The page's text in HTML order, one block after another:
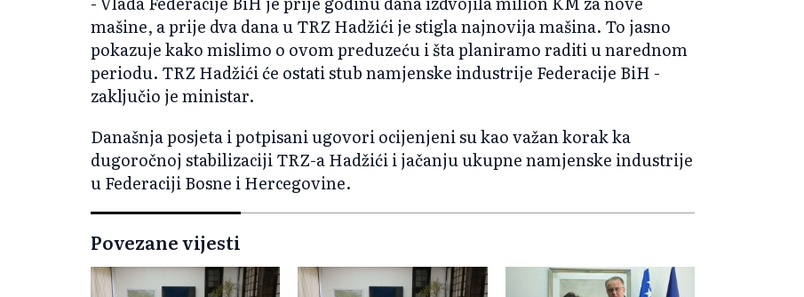
mašine, a prije dva dana u TRZ Hadžići je stigla najnovija mašina. To jasno
pokazuje kako mislimo o ovom preduzeću i šta planiramo raditi u narednom
periodu. TRZ Hadžići će ostati stub namjenske industrije Federacije BiH -
zaključio je ministar.
Današnja posjeta i potpisani ugovori ocijenjeni su kao važan korak ka
dugoročnoj stabilizaciji TRZ-a Hadžići i jačanju ukupne namjenske industrije
u Federaciji Bosne i Hercegovine.
Povezane vijesti